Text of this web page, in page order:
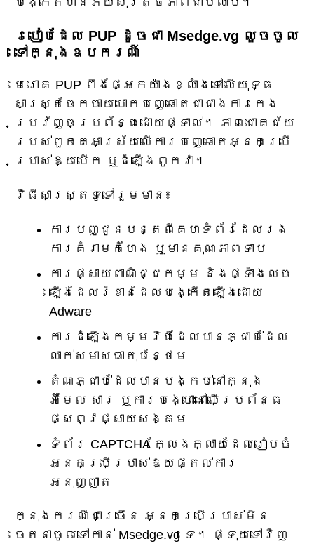
របៀបដែល PUP ដូចជា Msedge.vg លួចចូល
ទៅក្នុងឧបករណ៍
មេរោគ PUP ពឹងផ្អែកយ៉ាងខ្លាំងទៅលើយុទ្ធ
សាស្ត្រចែកចាយបោកបញ្ឆោតជាជាងការកេង
ប្រវ័ញ្ចប្រព័ន្ធដោយផ្ទាល់។ ភាពជោគជ័យ
របស់ពួកគេអាស្រ័យលើការបញ្ឆោតអ្នកប្រើ
ប្រាស់ឱ្យបើក ឬដំឡើងពួកវា។
វិធីសាស្ត្រទូទៅរួមមាន៖
ការបញ្ជូនបន្តពីគេហទំព័រដែលរង
ការគំរាមកំហែង ឬមានគុណភាពទាប
ការផ្សាយពាណិជ្ជកម្ម និងផ្ទាំងលេច
ឡើងដែលរំខានដែលបង្កើតឡើងដោយ
Adware
ការដំឡើងកម្មវិធីដែលបានភ្ជាប់ដែល
លាក់សមាសធាតុបន្ថែម
តំណភ្ជាប់ដែលបានបង្កប់នៅក្នុង
អ៊ីមែល សារ ឬការបង្ហោះនៅលើប្រព័ន្ធ
ផ្សព្វផ្សាយសង្គម
ទំព័រ CAPTCHA ក្លែងក្លាយដែលរៀបចំ
អ្នកប្រើប្រាស់ឱ្យផ្តល់ការ
អនុញ្ញាត
ក្នុងករណីជាច្រើន អ្នកប្រើប្រាស់មិន
ចេតនាចូលទៅកាន់ Msedge.vg ទេ។ ផ្ទុយទៅវិញ